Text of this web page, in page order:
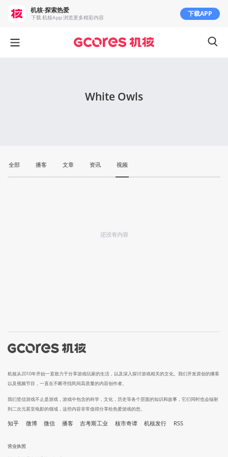
White Owls
全部 播客 文章 资讯 视频
还没有内容
机核从2010年开始一直致力于分享游戏玩家的生活，以及深入探讨游戏相关的文化。我们开发原创的播客
以及视频节目，一直在不断寻找民间高质量的内容创作者。
我们坚信游戏不止是游戏，游戏中包含的科学，文化，历史等各个层面的知识和故事，它们同时也会辐射
到二次元甚至电影的领域，这些内容非常值得分享给热爱游戏的您。
知乎 微博 微信 播客 吉考斯工业 核市奇谭 机核发行 RSS
营业执照
机核-探索热爱
下载 机核App 浏览更多精彩内容 下载APP